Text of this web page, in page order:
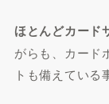
ほとんどカード
がらも、カード
トも備えている